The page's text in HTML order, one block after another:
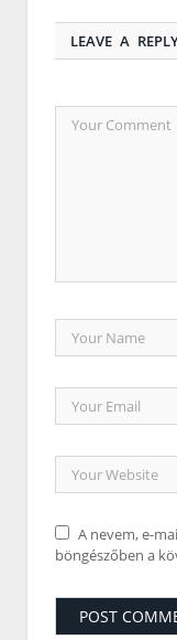
LEAVE A
A nevem, e-
böngészőben a